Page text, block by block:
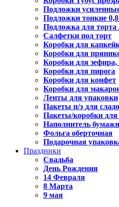
Подложки
Подложки тонкие
Подложка для
Салфетки под торт
Коробки для
Коробки для
Коробки для зефира,
Коробки для пирога
Коробки для конфет
Коробки для
Ленты для упаковки
Пакеты п/э для
Пакеты/коробки для
Наполнитель
Фольга оберточная
Подарочная
Праздники
Свадьба
День Рождения
14 Февраля
8 Марта
9 мая